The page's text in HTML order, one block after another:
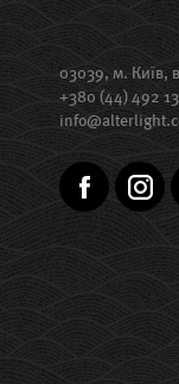
03039, м. Київ,
+380 (44) 492